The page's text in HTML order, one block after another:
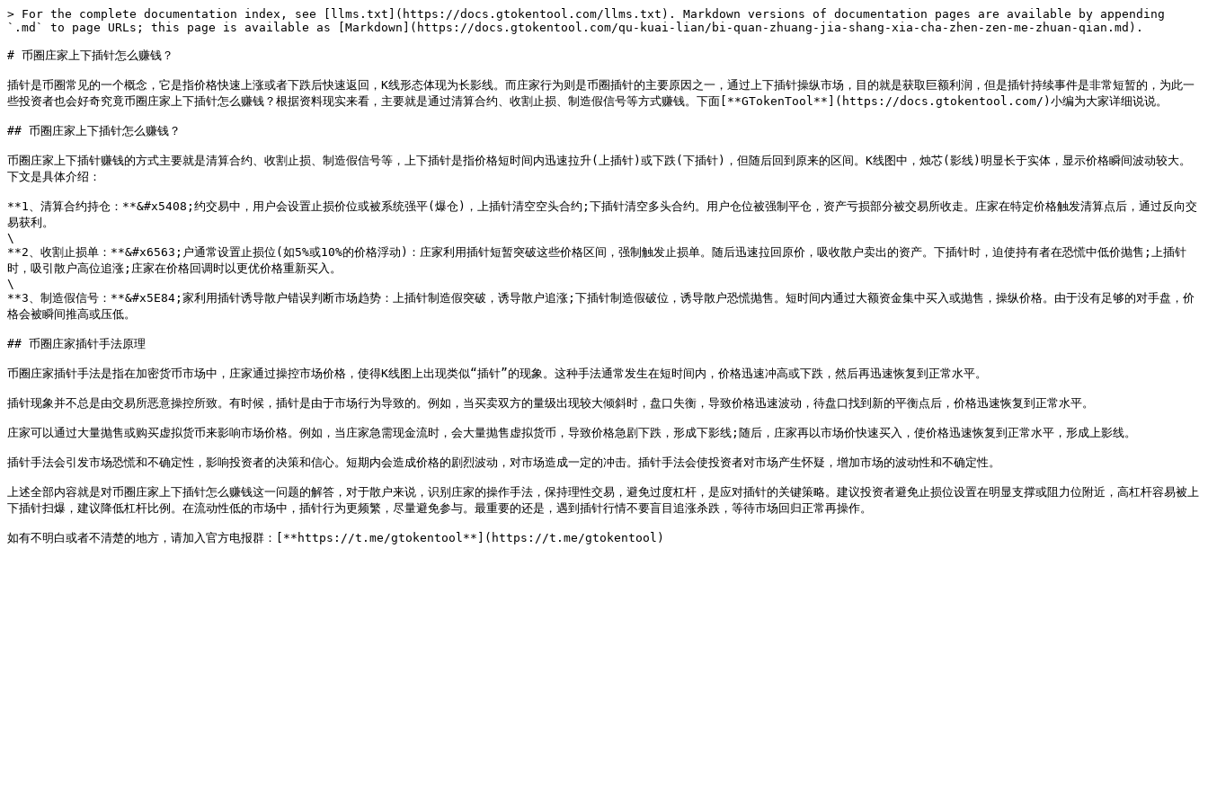
> For the complete documentation index, see [llms.txt](https://docs.gtokentool.com/llms.txt). Markdown versions of documentation pages are available by appending
`.md` to page URLs; this page is available as [Markdown](https://docs.gtokentool.com/qu-kuai-lian/bi-quan-zhuang-jia-shang-xia-cha-zhen-zen-me-zhuan-qian.md).
# 币圈庄家上下插针怎么赚钱？
插针是币圈常见的一个概念，它是指价格快速上涨或者下跌后快速返回，K线形态体现为长影线。而庄家行为则是币圈插针的主要原因之一，通过上下插针操纵市场，目的就是获取巨额利润，但是插针持续事件是非常短暂的，为此一
些投资者也会好奇究竟币圈庄家上下插针怎么赚钱？根据资料现实来看，主要就是通过清算合约、收割止损、制造假信号等方式赚钱。下面[**GTokenTool**](https://docs.gtokentool.com/)小编为大家详细说说。
## 币圈庄家上下插针怎么赚钱？
币圈庄家上下插针赚钱的方式主要就是清算合约、收割止损、制造假信号等，上下插针是指价格短时间内迅速拉升(上插针)或下跌(下插针)，但随后回到原来的区间。K线图中，烛芯(影线)明显长于实体，显示价格瞬间波动较大。
下文是具体介绍：
**1、清算合约持仓：**&#x5408;约交易中，用户会设置止损价位或被系统强平(爆仓)，上插针清空空头合约;下插针清空多头合约。用户仓位被强制平仓，资产亏损部分被交易所收走。庄家在特定价格触发清算点后，通过反向交
易获利。
\
**2、收割止损单：**&#x6563;户通常设置止损位(如5%或10%的价格浮动)：庄家利用插针短暂突破这些价格区间，强制触发止损单。随后迅速拉回原价，吸收散户卖出的资产。下插针时，迫使持有者在恐慌中低价抛售;上插针
时，吸引散户高位追涨;庄家在价格回调时以更优价格重新买入。
\
**3、制造假信号：**&#x5E84;家利用插针诱导散户错误判断市场趋势：上插针制造假突破，诱导散户追涨;下插针制造假破位，诱导散户恐慌抛售。短时间内通过大额资金集中买入或抛售，操纵价格。由于没有足够的对手盘，价
格会被瞬间推高或压低。
## 币圈庄家插针手法原理
币圈庄家插针手法是指在加密货币市场中，庄家通过操控市场价格，使得K线图上出现类似“插针”的现象。这种手法通常发生在短时间内，价格迅速冲高或下跌，然后再迅速恢复到正常水平。
插针现象并不总是由交易所恶意操控所致。有时候，插针是由于市场行为导致的。例如，当买卖双方的量级出现较大倾斜时，盘口失衡，导致价格迅速波动，待盘口找到新的平衡点后，价格迅速恢复到正常水平。
庄家可以通过大量抛售或购买虚拟货币来影响市场价格。例如，当庄家急需现金流时，会大量抛售虚拟货币，导致价格急剧下跌，形成下影线;随后，庄家再以市场价快速买入，使价格迅速恢复到正常水平，形成上影线。
插针手法会引发市场恐慌和不确定性，影响投资者的决策和信心。短期内会造成价格的剧烈波动，对市场造成一定的冲击。插针手法会使投资者对市场产生怀疑，增加市场的波动性和不确定性。
上述全部内容就是对币圈庄家上下插针怎么赚钱这一问题的解答，对于散户来说，识别庄家的操作手法，保持理性交易，避免过度杠杆，是应对插针的关键策略。建议投资者避免止损位设置在明显支撑或阻力位附近，高杠杆容易被上
下插针扫爆，建议降低杠杆比例。在流动性低的市场中，插针行为更频繁，尽量避免参与。最重要的还是，遇到插针行情不要盲目追涨杀跌，等待市场回归正常再操作。